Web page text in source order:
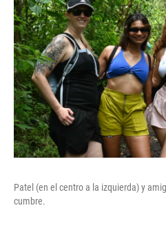
Patel (en el centro a la izquierda) y
cumbre.